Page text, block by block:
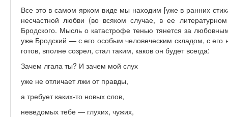
Все это в самом ярком виде мы находим [уже в ранних
несчастной любви (во всяком случае, в ее
Бродского. Мысль о катастрофе тенью тянется за
уже Бродский — с его особым человеческим складом, с
готов, вполне созрел, стал таким, каков он будет всегда:
Зачем лгала ты? И зачем мой слух
уже не отличает лжи от правды,
а требует каких-то новых слов,
неведомых тебе — глухих, чужих,